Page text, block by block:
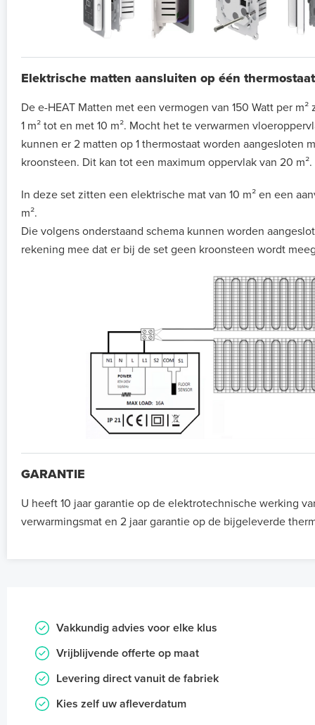
Elektrische matten aansluiten op één thermostaat
De e-HEAT Matten met een vermogen van 150 Watt per
1 m² tot en met 10 m². Mocht het te verwarmen
kunnen er 2 matten op 1 thermostaat worden aangesloten
kroonsteen. Dit kan tot een maximum oppervlak van 20 m².
In deze set zitten een elektrische mat van 10 m² en een
m².
Die volgens onderstaand schema kunnen worden
rekening mee dat er bij de set geen kroonsteen wordt
GARANTIE
U heeft 10 jaar garantie op de elektrotechnische werking
verwarmingsmat en 2 jaar garantie op de bijgeleverde
Vakkundig advies voor elke klus
Vrijblijvende offerte op maat
Levering direct vanuit de fabriek
Kies zelf uw afleverdatum